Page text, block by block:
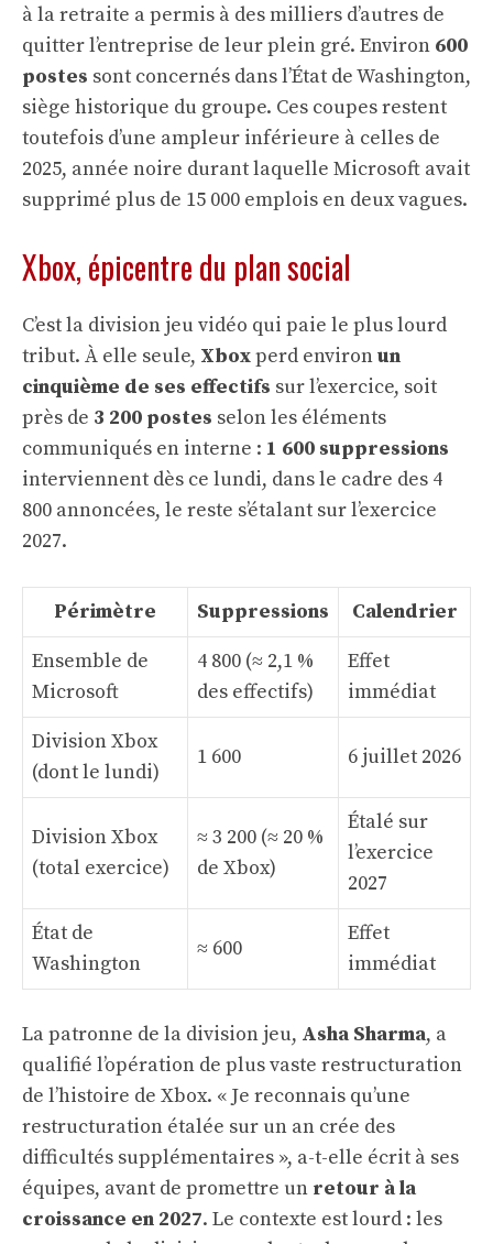
à la retraite a permis à des milliers d’autres de
quitter l’entreprise de leur plein gré. Environ 600
postes sont concernés dans l’État de Washington,
siège historique du groupe. Ces coupes restent
toutefois d’une ampleur inférieure à celles de
2025, année noire durant laquelle Microsoft avait
supprimé plus de 15 000 emplois en deux vagues.
Xbox, épicentre du plan social
C’est la division jeu vidéo qui paie le plus lourd
tribut. À elle seule, Xboxperd environun
cinquième de ses effectifs sur l’exercice, soit
près de 3 200 postes selon les éléments
communiqués en interne : 1 600 suppressions
interviennent dès ce lundi, dans le cadre des 4
800 annoncées, le reste s’étalant sur l’exercice
2027.
Périmètre Suppressions
Calendrier
Ensemble de
Microsoft
4 800 (≈ 2,1 %
des effectifs)
Effet
immédiat
Division Xbox
(dont le lundi)
1 600 6 juillet 2026
Division Xbox
(total exercice)
≈ 3 200 (≈ 20 %
de Xbox)
Étalé sur
l’exercice
2027
État de
Washington
≈ 600
Effet
immédiat
La patronne de la division jeu, Asha Sharma, a
qualifié l’opération de plus vaste restructuration
de l’histoire de Xbox. « Je reconnais qu’une
restructuration étalée sur un an crée des
difficultés supplémentaires », a-t-elle écrit à ses
équipes, avant de promettre un retour à la
croissance en 2027. Le contexte est lourd : les